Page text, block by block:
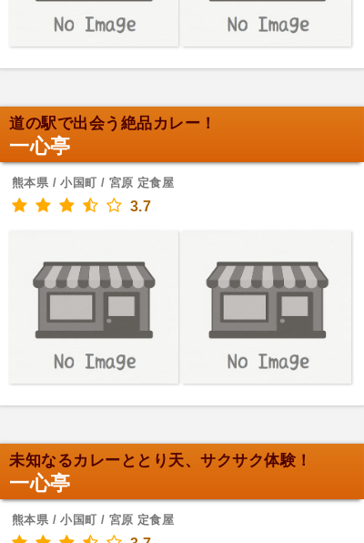
道の駅で出会う絶品カレー！
一心亭
熊本県 / 小国町 / 宮原 定食屋
3.7
未知なるカレーととり天、サクサク体験！
一心亭
熊本県 / 小国町 / 宮原 定食屋